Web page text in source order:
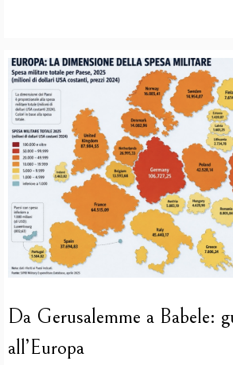
Da Gerusalemme a Babele:
all’Europa